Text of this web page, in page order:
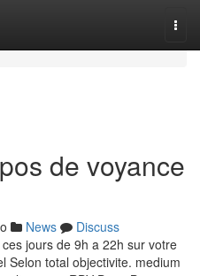
de voyance
News
Discuss
jours de 9h a 22h sur votre
Selon total objectivite. medium